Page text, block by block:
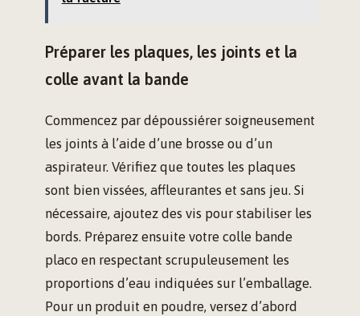
Préparer les plaques, les joints et la
colle avant la bande
Commencez par dépoussiérer soigneusement
les joints à l’aide d’une brosse ou d’un
aspirateur. Vérifiez que toutes les plaques
sont bien vissées, affleurantes et sans jeu. Si
nécessaire, ajoutez des vis pour stabiliser les
bords. Préparez ensuite votre colle bande
placo en respectant scrupuleusement les
proportions d’eau indiquées sur l’emballage.
Pour un produit en poudre, versez d’abord